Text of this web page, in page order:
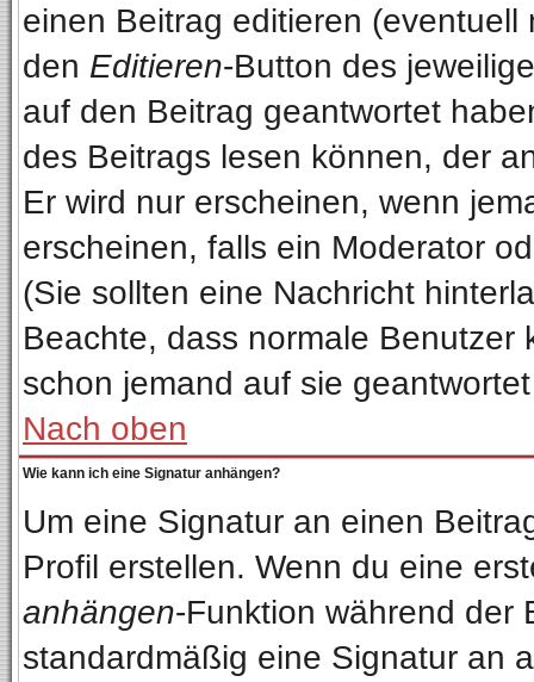
einen Beitrag editieren
den Editieren-Button des
auf den Beitrag geantwortet
des Beitrags lesen können, der
Er wird nur erscheinen, wenn
erscheinen, falls ein Moderator
(Sie sollten eine Nachricht
Beachte, dass normale
schon jemand auf sie
Nach oben
Wie kann ich eine Signatur anhängen?
Um eine Signatur an einen
Profil erstellen. Wenn du eine
anhängen-Funktion während der
standardmäßig eine Signatur an